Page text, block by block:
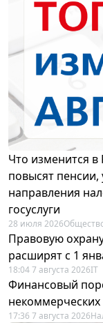
Что изменится в
повысят
направления
госуслуги
28 июля 2026
Правовую
расширят с 1
18:04 7 августа 2026IT
Финансовый
17:36 7 августа 2026